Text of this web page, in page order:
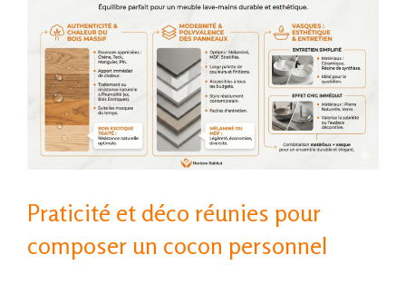
Praticité et déco réunies pour
composer un cocon personnel